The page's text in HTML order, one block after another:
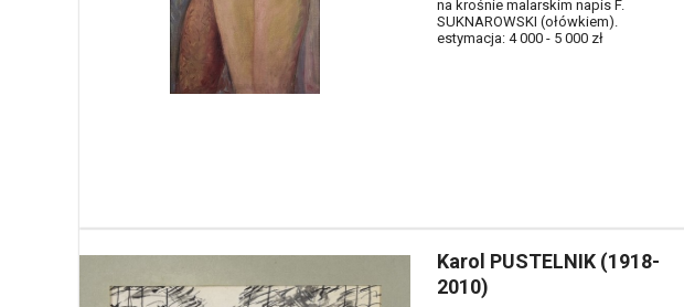
na krośnie malarskim napis F.
SUKNAROWSKI (ołówkiem).
estymacja: 4 000 - 5 000 zł
Karol PUSTELNIK (1918-
2010)